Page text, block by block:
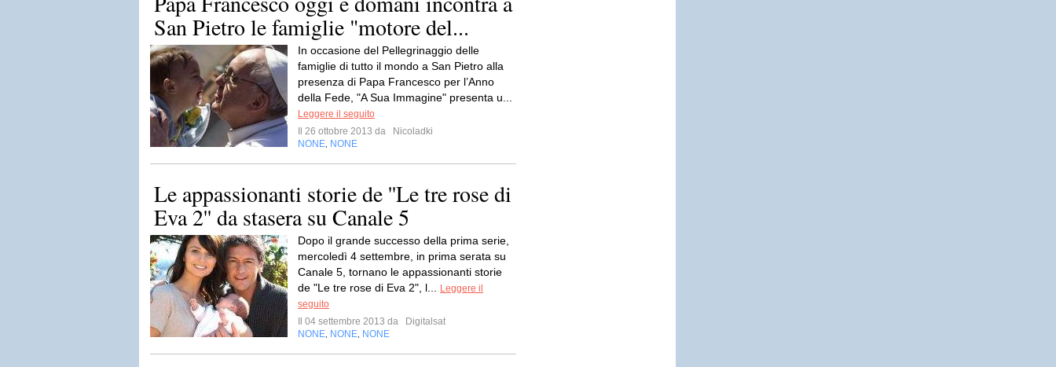
San Pietro le famiglie "motore del...
In occasione del Pellegrinaggio delle
famiglie di tutto il mondo a San Pietro alla
presenza di Papa Francesco per l’Anno
della Fede, "A Sua Immagine" presenta u...
Leggere il seguito
Il 26 ottobre 2013 da
Nicoladki
NONE NONE
Le appassionanti storie de ''Le tre rose di
Eva 2'' da stasera su Canale 5
Dopo il grande successo della prima serie,
mercoledì 4 settembre, in prima serata su
Canale 5, tornano le appassionanti storie
de "Le tre rose di Eva 2", l...
Leggere il
seguito
Il 04 settembre 2013 da
Digitalsat
NONE NONE NONE